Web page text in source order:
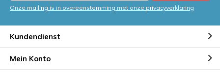
Onze mailing is in overeenstemming met onze privacyverklaring
Kundendienst
Mein Konto